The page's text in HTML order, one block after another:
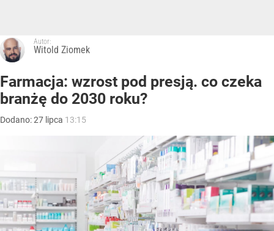
Autor:
Witold Ziomek
Farmacja: wzrost pod presją. co czeka
branżę do 2030 roku?
Dodano:27 lipca 13:15